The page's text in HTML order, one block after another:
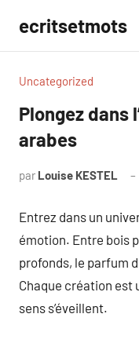
contenu
ecritsetmots
Uncategorized
Plongez dans
arabes
par Louise KESTEL
Entrez dans un
émotion. Entre bois
profonds, le parfum
Chaque création est
sens s’éveillent.